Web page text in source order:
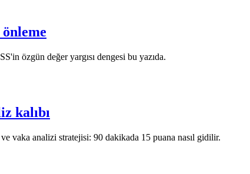
özgün değer yargısı dengesi bu yazıda.
kalıbı
vaka analizi stratejisi: 90 dakikada 15 puana nasıl gidilir.